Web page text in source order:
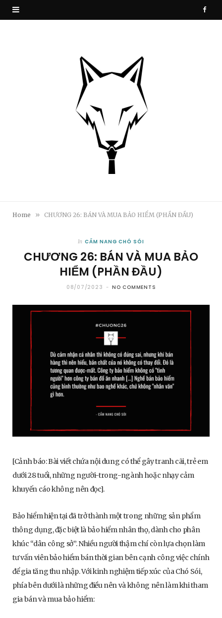
F
Home » CHƯƠNG 26: BÁN VÀ MUA BẢO HIỂM (PHẦN ĐẦU)
In CẨM NANG CHÓ SÓI
CHƯƠNG 26: BÁN VÀ MUA BẢO
HIỂM (PHẦN ĐẦU)
08/07/2023 NO COMMENTS
[Cảnh báo: Bài viết chứa nội dung có thể gây tranh cãi, trẻ em
dưới 28 tuổi, những người-trong-ngành hoặc nhạy cảm
khuyến cáo không nên đọc].
Bảo hiểm hiện tại đã trở thành một trong những sản phẩm
thông dụng, đặc biệt là bảo hiểm nhân thọ, dành cho phân
khúc “dân công sở”. Nhiều người thậm chí còn lựa chọn làm
tư vấn viên bảo hiểm bán thời gian bên cạnh công việc chính
để gia tăng thu nhập. Với kinh nghiệm tiếp xúc của Chó Sói,
phía bên dưới là những điều nên và không nên làm khi tham
gia bán và mua bảo hiểm: